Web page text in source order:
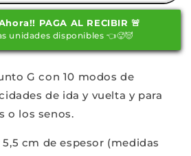
PAGA AL RECIBIR 🚨
unidades disponibles 👈🥵😈
G con 10 modos de
de ida y vuelta y para
o los senos.
cm de espesor (medidas